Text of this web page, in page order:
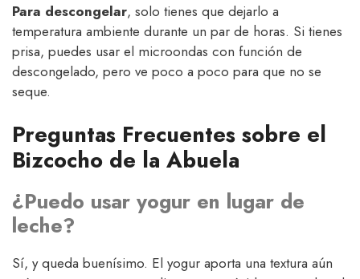
Para descongelar, solo tienes que dejarlo a
temperatura ambiente durante un par de horas. Si tienes
prisa, puedes usar el microondas con función de
descongelado, pero ve poco a poco para que no se
seque.
Preguntas Frecuentes sobre el
Bizcocho de la Abuela
¿Puedo usar yogur en lugar de
leche?
Sí, y queda buenísimo. El yogur aporta una textura aún